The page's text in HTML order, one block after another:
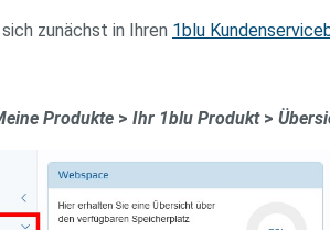
zunächst in Ihren 1blu
Produkte > Ihr 1blu Produkt >